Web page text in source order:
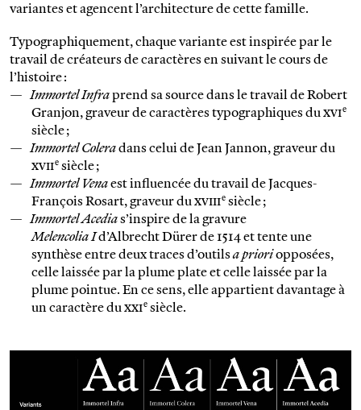
variantes et agencent l’architecture de cette famille.
Typographiquement, chaque variante est inspirée par le
travail de créateurs de caractères en suivant le cours de
l’histoire :
Immortel Infraprend sa source dans le travail de Robert
Granjon, graveur de caractères typographiques du xvie
siècle ;
Immortel Coleradans celui de Jean Jannon, graveur du
xviiesiècle ;
Immortel Venaest influencée du travail de Jacques-
François Rosart, graveur du xviiiesiècle ;
Immortel Acedias’inspire de la gravure
Melencolia Id’Albrecht Dürer de 1514 et tente une
synthèse entre deux traces d’outilsa prioriopposées,
celle laissée par la plume plate et celle laissée par la
plume pointue. En ce sens, elle appartient davantage à
un caractère du xxiesiècle.